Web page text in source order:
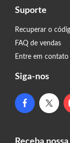
Suporte
Recuperar o
FAQ de vendas
Entre em
Siga-nos